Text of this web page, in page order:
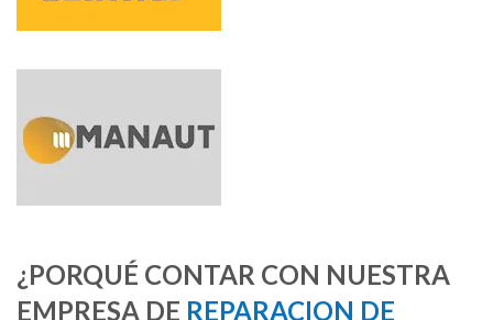
¿PORQUÉ CONTAR CON NUESTRA
EMPRESA DE REPARACION DE